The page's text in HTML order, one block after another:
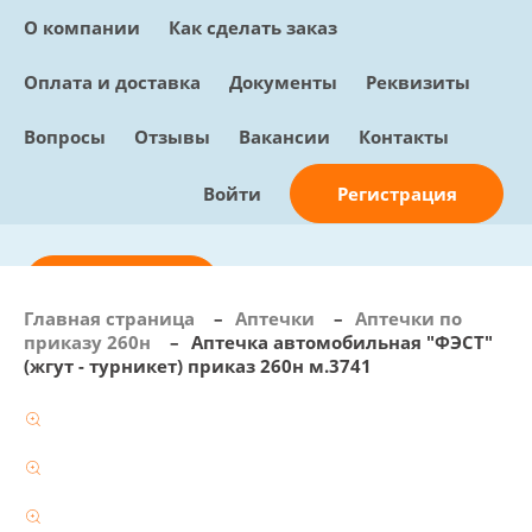
О компании Как сделать заказ
Оплата и доставка Документы Реквизиты
Вопросы Отзывы Вакансии Контакты
Войти Регистрация
info@sunmed.ru
Главная страница – Аптечки – Аптечки по
приказу 260н
– Аптечка автомобильная "ФЭСТ"
(жгут - турникет) приказ 260н м.3741